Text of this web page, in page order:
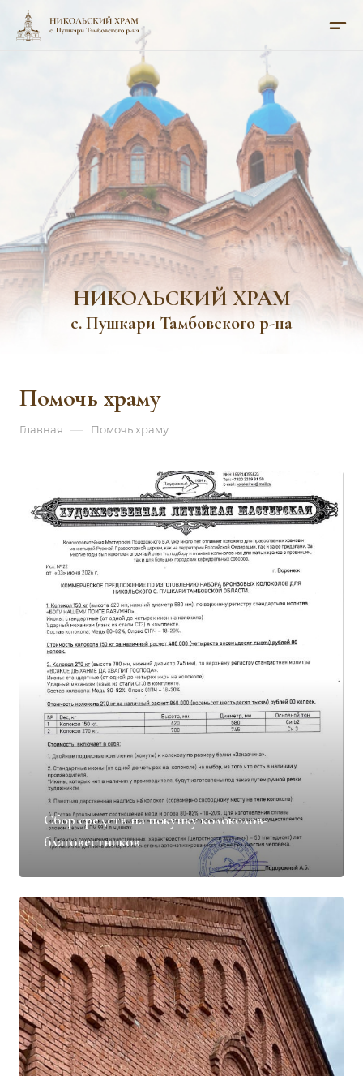
НИКОЛЬСКИЙ ХРАМ
с. Пушкари Тамбовского р-на
Помочь храму
Главная — Помочь храму
Сбор средств на покупку колоколов-
благовестников